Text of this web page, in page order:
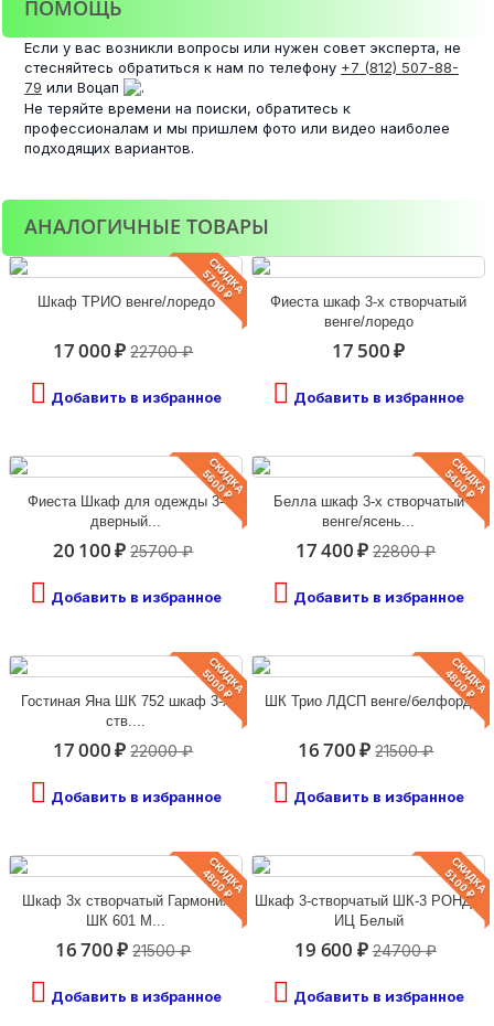
ПОМОЩЬ
Если у вас возникли вопросы или нужен совет эксперта, не
стесняйтесь обратиться к нам по телефону +7 (812) 507-88-
79 или Воцап
.
Не теряйте времени на поиски, обратитесь к
профессионалам и мы пришлем фото или видео наиболее
подходящих вариантов.
АНАЛОГИЧНЫЕ ТОВАРЫ
СКИДКА
5700 ₽
Шкаф ТРИО венге/лоредо
17 000 ₽ 22700 ₽
Добавить в избранное
Фиеста шкаф 3-х створчатый
венге/лоредо
17 500 ₽
Добавить в избранное
СКИДКА
5600 ₽
Фиеста Шкаф для одежды 3-
дверный...
20 100 ₽ 25700 ₽
Добавить в избранное
СКИДКА
5400 ₽
Белла шкаф 3-х створчатый
венге/ясень...
17 400 ₽ 22800 ₽
Добавить в избранное
СКИДКА
5000 ₽
Гостиная Яна ШК 752 шкаф 3-х
ств....
17 000 ₽ 22000 ₽
Добавить в избранное
СКИДКА
4800 ₽
ШК Трио ЛДСП венге/белфорд
16 700 ₽ 21500 ₽
Добавить в избранное
СКИДКА
4800 ₽
Шкаф 3х створчатый Гармония
ШК 601 М...
16 700 ₽ 21500 ₽
Добавить в избранное
СКИДКА
5100 ₽
Шкаф 3-створчатый ШК-3 РОНДА
ИЦ Белый
19 600 ₽ 24700 ₽
Добавить в избранное